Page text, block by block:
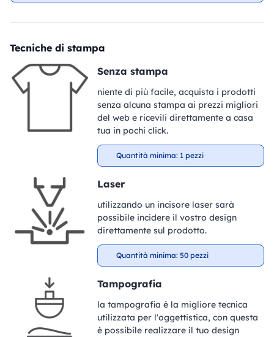
Tecniche di stampa
Senza stampa
niente di più facile, acquista i prodotti
senza alcuna stampa ai prezzi migliori
del web e ricevili direttamente a casa
tua in pochi click.
Quantità minima: 1 pezzi
Laser
utilizzando un incisore laser sarà
possibile incidere il vostro design
direttamente sul prodotto.
Quantità minima: 50 pezzi
Tampografia
la tampografia è la migliore tecnica
utilizzata per l'oggettistica, con questa
è possibile realizzare il tuo design